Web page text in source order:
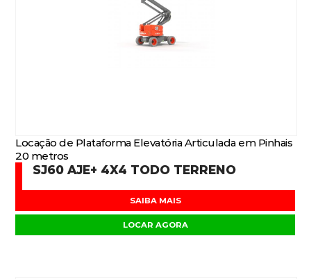
Locação de Plataforma Elevatória Articulada em Pinhais
20 metros
SJ60 AJE+ 4X4 TODO TERRENO
SAIBA MAIS
LOCAR AGORA